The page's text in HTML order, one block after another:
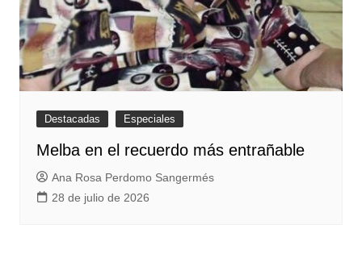
Destacadas Especiales
Melba en el recuerdo más entrañable
Ana Rosa Perdomo Sangermés
28 de julio de 2026